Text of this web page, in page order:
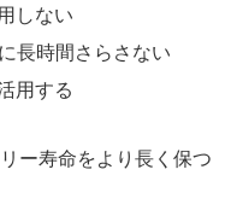
しない
長時間さらさない
用する
ー寿命をより長く保つ